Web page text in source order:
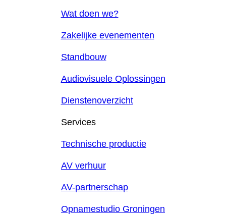
Wat doen we?
Zakelijke evenementen
Standbouw
Audiovisuele Oplossingen
Dienstenoverzicht
Services
Technische productie
AV verhuur
AV-partnerschap
Opnamestudio Groningen